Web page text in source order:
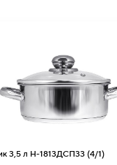
Кастрюля-сотейник 3,5 л Н-1813ДСП33 (4/1)